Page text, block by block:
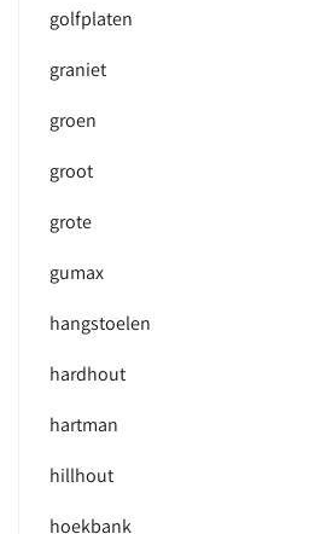
golfplaten
graniet
groen
groot
grote
gumax
hangstoelen
hardhout
hartman
hillhout
hoekbank